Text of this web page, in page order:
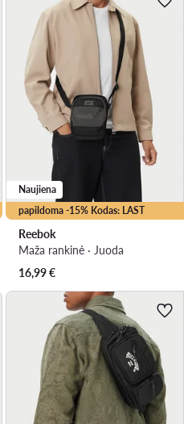
papildoma -15% Kodas: LAST
Naujiena
Reebok
Maža rankinė · Juoda
16,99€